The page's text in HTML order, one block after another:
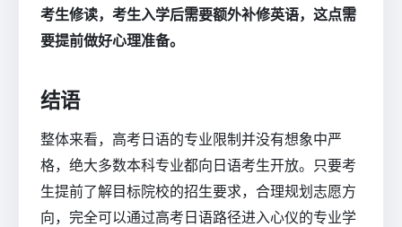
考生修读，考生入学后需要额外补修英语，这点需
要提前做好心理准备。
结语
整体来看，高考日语的专业限制并没有想象中严
格，绝大多数本科专业都向日语考生开放。只要考
生提前了解目标院校的招生要求，合理规划志愿方
向，完全可以通过高考日语路径进入心仪的专业学